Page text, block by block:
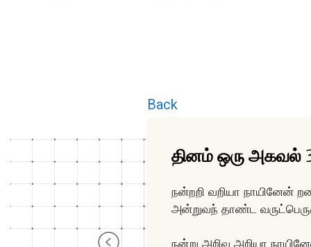
Back
தினம் ஒரு அகவல்
நன்றறி வறியா நாயினேன்
அன்றுவந் தாண்ட
நன்று அறிவு அறியா